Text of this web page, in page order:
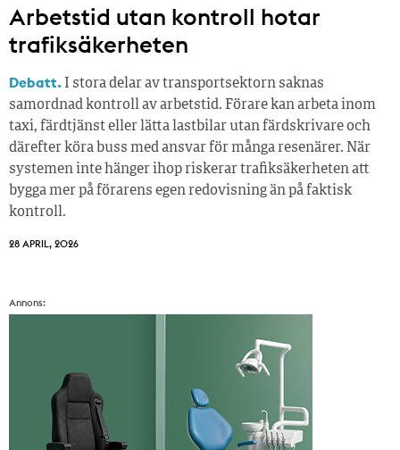
Arbetstid utan kontroll hotar
trafiksäkerheten
Debatt. I stora delar av transportsektorn saknas
samordnad kontroll av arbetstid. Förare kan arbeta inom
taxi, färdtjänst eller lätta lastbilar utan färdskrivare och
därefter köra buss med ansvar för många resenärer. När
systemen inte hänger ihop riskerar trafiksäkerheten att
bygga mer på förarens egen redovisning än på faktisk
kontroll.
28 APRIL, 2026
Annons: